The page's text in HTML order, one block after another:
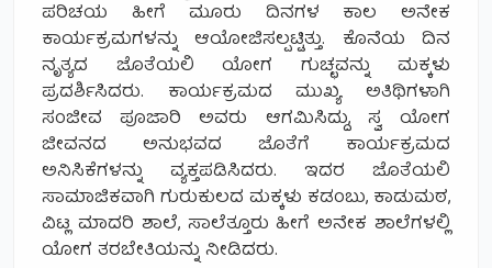
ಪರಿಚಯ ಹೀಗೆ ಮೂರು ದಿನಗಳ ಕಾಲ ಅನೇಕ
ಕಾರ್ಯಕ್ರಮಗಳನ್ನು ಆಯೋಜಿಸಲ್ಪಟ್ಟಿತ್ತು. ಕೊನೆಯ ದಿನ
ನೃತ್ಯದ ಜೊತೆಯಲಿ ಯೋಗ ಗುಚ್ಛವನ್ನು ಮಕ್ಕಳು
ಪ್ರದರ್ಶಿಸಿದರು. ಕಾರ್ಯಕ್ರಮದ ಮುಖ್ಯ ಅತಿಥಿಗಳಾಗಿ
ಸಂಜೀವ ಪೂಜಾರಿ ಅವರು ಆಗಮಿಸಿದ್ದು, ಸ್ವ ಯೋಗ
ಜೀವನದ ಅನುಭವದ ಜೊತೆಗೆ ಕಾರ್ಯಕ್ರಮದ
ಅನಿಸಿಕೆಗಳನ್ನು ವ್ಯಕ್ತಪಡಿಸಿದರು. ಇದರ ಜೊತೆಯಲಿ
ಸಾಮಾಜಿಕವಾಗಿ ಗುರುಕುಲದ ಮಕ್ಕಳು ಕಡಂಬು, ಕಾಡುಮಠ,
ವಿಟ್ಲ ಮಾದರಿ ಶಾಲೆ, ಸಾಲೆತ್ತೂರು ಹೀಗೆ ಅನೇಕ ಶಾಲೆಗಳಲ್ಲಿ
ಯೋಗ ತರಬೇತಿಯನ್ನು ನೀಡಿದರು.